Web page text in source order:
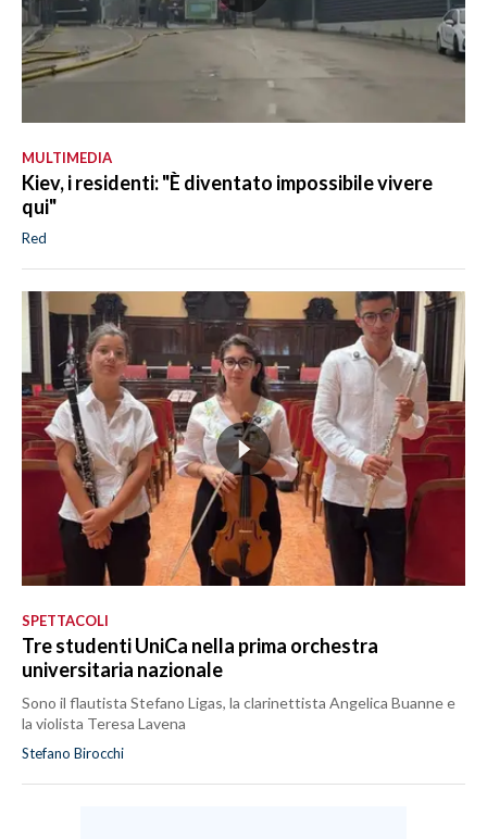
MULTIMEDIA
Kiev, i residenti: "È diventato impossibile vivere
qui"
Red
SPETTACOLI
Tre studenti UniCa nella prima orchestra
universitaria nazionale
Sono il flautista Stefano Ligas, la clarinettista Angelica Buanne e
la violista Teresa Lavena
Stefano Birocchi